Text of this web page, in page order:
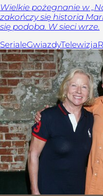
Wielkie pożegnanie w
zakończy się historia
się podoba. W sieci wrze.
SerialeGwiazdyTelewizja